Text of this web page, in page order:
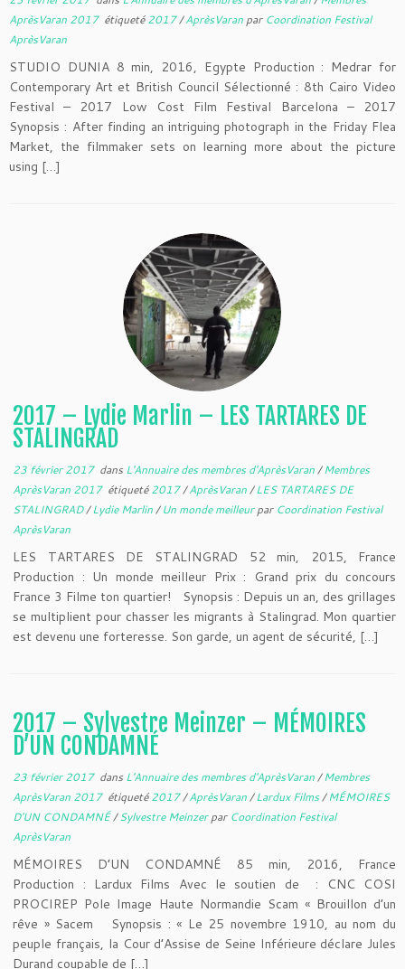
AprèsVaran 2017 étiqueté2017/AprèsVaran par Coordination Festival
AprèsVaran
STUDIO DUNIA 8 min, 2016, Egypte Production : Medrar for
Contemporary Art et British Council Sélectionné : 8th Cairo Video
Festival – 2017 Low Cost Film Festival Barcelona – 2017
Synopsis : After finding an intriguing photograph in the Friday Flea
Market, the filmmaker sets on learning more about the picture
using […]
2017 – Lydie Marlin – LES TARTARES DE
STALINGRAD
23 février 2017dans L'Annuaire des membres d'AprèsVaran/Membres
AprèsVaran 2017 étiqueté2017/AprèsVaran/LES TARTARES DE
STALINGRAD/Lydie Marlin/Un monde meilleurpar Coordination Festival
AprèsVaran
LES TARTARES DE STALINGRAD 52 min, 2015, France
Production : Un monde meilleur Prix : Grand prix du concours
France 3 Filme ton quartier! Synopsis : Depuis un an, des grillages
se multiplient pour chasser les migrants à Stalingrad. Mon quartier
est devenu une forteresse. Son garde, un agent de sécurité, […]
2017 – Sylvestre Meinzer – MÉMOIRES
D’UN CONDAMNÉ
23 février 2017dans L'Annuaire des membres d'AprèsVaran/Membres
AprèsVaran 2017 étiqueté2017/AprèsVaran/Lardux Films/MÉMOIRES
D'UN CONDAMNÉ/Sylvestre Meinzerpar Coordination Festival
AprèsVaran
MÉMOIRES D’UN CONDAMNÉ 85 min, 2016, France
Production : Lardux Films Avec le soutien de : CNC COSI
PROCIREP Pole Image Haute Normandie Scam « Brouillon d’un
rêve » Sacem Synopsis : « Le 25 novembre 1910, au nom du
peuple français, la Cour d’Assise de Seine Inférieure déclare Jules
Durand coupable de […]